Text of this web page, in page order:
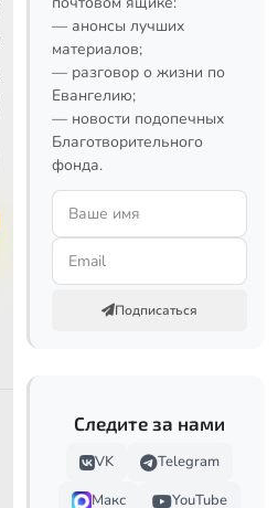
— анонсы лучших
материалов;
— разговор о жизни по
Евангелию;
— новости подопечных
Благотворительного
фонда.
Подписаться
Следите за нами
VK
Telegram
Макс
YouTube